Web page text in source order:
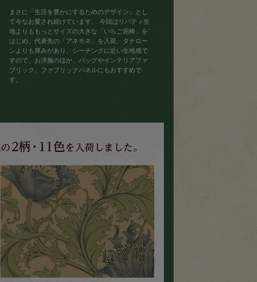
まさに「生活を豊かにするためのデザイン」とし
て今なお愛され続けています。 今回はリバティ生
地よりももっとサイズの大きな「いちご泥棒」を
はじめ、代表先の「アネモネ」を入荷。タナロー
ンよりも厚みがあり、シーチングに近い生地感で
すので、お洋服のほか、バッグやインテリアファ
ブリック、ファブリックパネルにもおすすめで
す。